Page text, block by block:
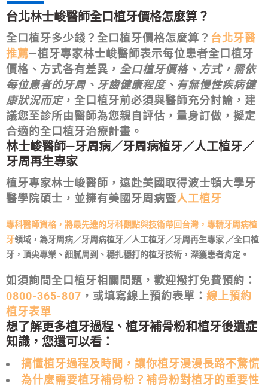
台北林士峻醫師全口植牙價格怎麼算？
全口植牙多少錢？全口植牙價格怎麼算？ 台北牙醫
推薦—植牙專家林士峻醫師表示每位患者全口植牙
價格 、方式各有差異， 全口植牙價格、方式，需依
每位患者的牙周、牙齒健康程度、有無慢性疾病健
康狀況而定，全口植牙前必須與醫師充分討論，建
議您至診所由醫師為您親自評估，量身訂做， 擬定
合適的全口植牙治療計畫 。
林士峻醫師—牙周病／牙周病植牙／人工植牙／
牙周再生專家
植牙專家林士峻醫師，遠赴美國取得波士頓大學牙
醫學院碩士，並擁有美國牙周病暨人工植牙
專科醫師資格，將最先進的牙科觀點與技術帶回台灣，專精牙周病植
牙領域， 為牙周病／牙周病植牙／人工植牙／牙周再生專家 ／全口植
牙 ，頂尖專業、細膩周到、穩扎穩打的植牙技術，深獲患者肯定。
如須詢問全口植牙相關問題 ，歡迎撥打免費預約：
0800-365-807 ，或填寫線上預約表單： 線上預約
植牙表單
想了解更多植牙過程、植牙補骨粉和植牙後遺症
知識，您還可以看：
搞懂植牙過程及時間，讓你植牙漫漫長路不驚慌
為什麼需要植牙補骨粉？補骨粉對植牙的重要性